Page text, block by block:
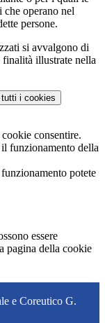
che operano nel
persone.
si avvalgono di
illustrate nella
i cookies
consentire.
funzionamento della
potete
essere
pagina della cookie
e Coreutico G.